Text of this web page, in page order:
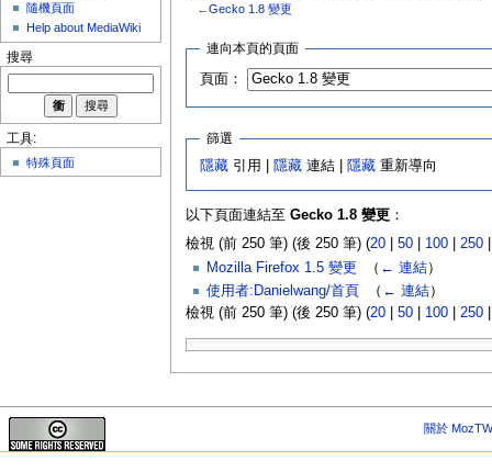
←Gecko 1.8 變更
連向本頁的頁面
頁面：
篩選
隱藏 引用 | 隱藏 連結 | 隱藏 重新導向
以下頁面連結至 Gecko 1.8 變更 ：
檢視 (前 250 筆) (後 250 筆) (20| 50| 100| 250
Mozilla Firefox 1.5 變更
（ ← 連結）
使用者:Danielwang/首頁‎ （ ← 連結）
檢視 (前 250 筆) (後 250 筆) (20| 50| 100| 250
隨機頁面
Help about MediaWiki
搜尋
工具:
特殊頁面
關於